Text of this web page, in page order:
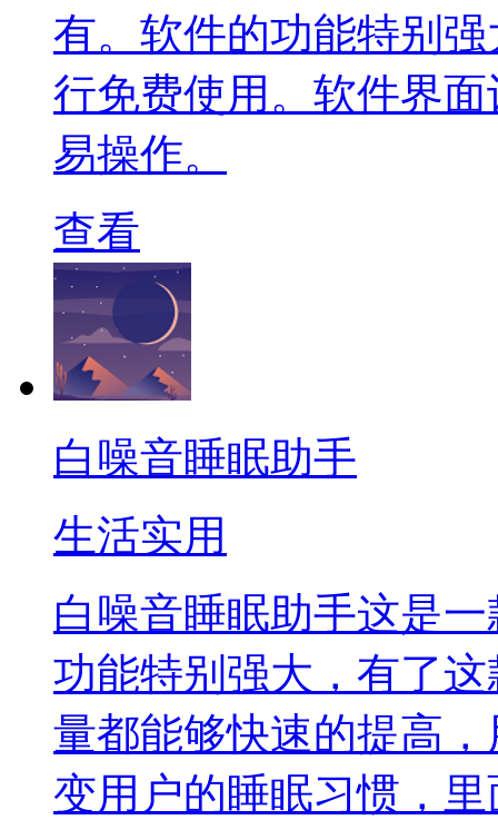
有。软件的功能特别
行免费使用。软件界
易操作。
查看
白噪音睡眠助手
生活实用
白噪音睡眠助手这是
功能特别强大，有了
量都能够快速的提高
变用户的睡眠习惯，